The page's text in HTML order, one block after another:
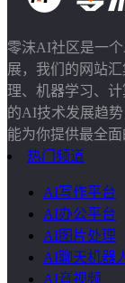
零沫AI社区是一
展，我们的网站
理、机器学习、
的AI技术发展趋
能为你提供最全面
热门频道
AI写作平台
AI办公平台
AI图片处理
AI聊天机器
AI音视频